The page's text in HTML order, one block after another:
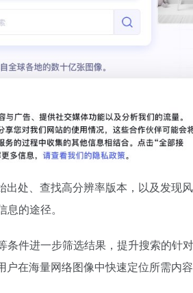
处、查找高分辨率版本，以及发现
的途径。
件进一步筛选结果，提升搜索的针
在海量网络图像中快速定位所需内容